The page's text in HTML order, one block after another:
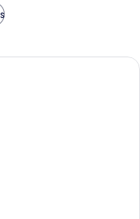
d’hôtel comprenant